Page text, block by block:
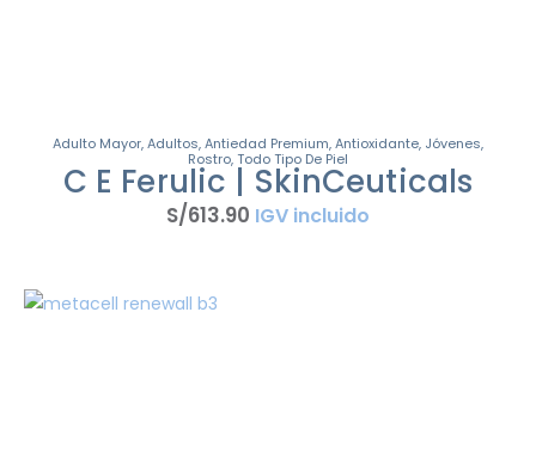
Adulto Mayor,Adultos,Antiedad Premium,Antioxidante, Jóvenes,
Rostro,Todo Tipo De Piel
C E Ferulic | SkinCeuticals
S/613.90 IGV incluido